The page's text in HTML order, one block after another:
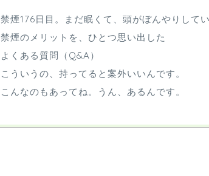
禁煙176日目。まだ眠くて、頭がぼんやりしてい
禁煙のメリットを、ひとつ思い出した
よくある質問（Q&A）
こういうの、持ってると案外いいんです。
こんなのもあってね。うん、あるんです。